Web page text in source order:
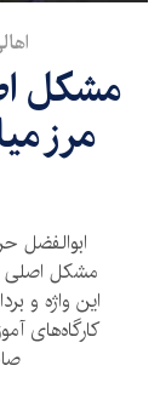
مشکل
مرز
ابوالفضل
مشکل اصلی
این واژه و
کارگاه‌های